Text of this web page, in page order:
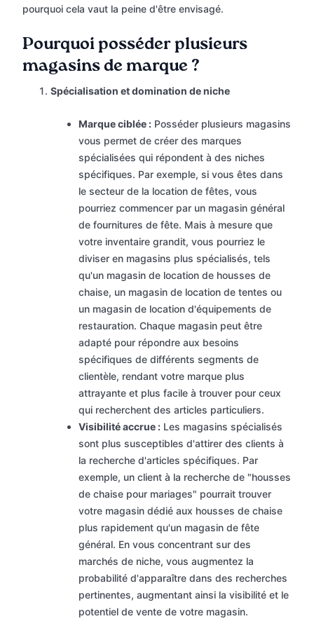
pourquoi cela vaut la peine d'être envisagé.
Pourquoi posséder plusieurs
magasins de marque ?
Spécialisation et domination de niche
Marque ciblée : Posséder plusieurs magasins
vous permet de créer des marques
spécialisées qui répondent à des niches
spécifiques. Par exemple, si vous êtes dans
le secteur de la location de fêtes, vous
pourriez commencer par un magasin général
de fournitures de fête. Mais à mesure que
votre inventaire grandit, vous pourriez le
diviser en magasins plus spécialisés, tels
qu'un magasin de location de housses de
chaise, un magasin de location de tentes ou
un magasin de location d'équipements de
restauration. Chaque magasin peut être
adapté pour répondre aux besoins
spécifiques de différents segments de
clientèle, rendant votre marque plus
attrayante et plus facile à trouver pour ceux
qui recherchent des articles particuliers.
Visibilité accrue : Les magasins spécialisés
sont plus susceptibles d'attirer des clients à
la recherche d'articles spécifiques. Par
exemple, un client à la recherche de "housses
de chaise pour mariages" pourrait trouver
votre magasin dédié aux housses de chaise
plus rapidement qu'un magasin de fête
général. En vous concentrant sur des
marchés de niche, vous augmentez la
probabilité d'apparaître dans des recherches
pertinentes, augmentant ainsi la visibilité et le
potentiel de vente de votre magasin.